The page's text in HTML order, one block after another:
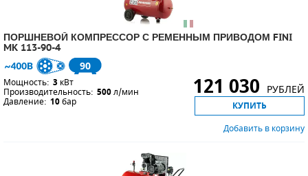
ПОРШНЕВОЙ КОМПРЕССОР С РЕМЕННЫМ ПРИВОДОМ FINI
MK 113-90-4
90
Мощность: 3 кВт
Производительность: 500л/мин
Давление: 10бар
121 030 РУБЛЕЙ
КУПИТЬ
Добавить в корзину